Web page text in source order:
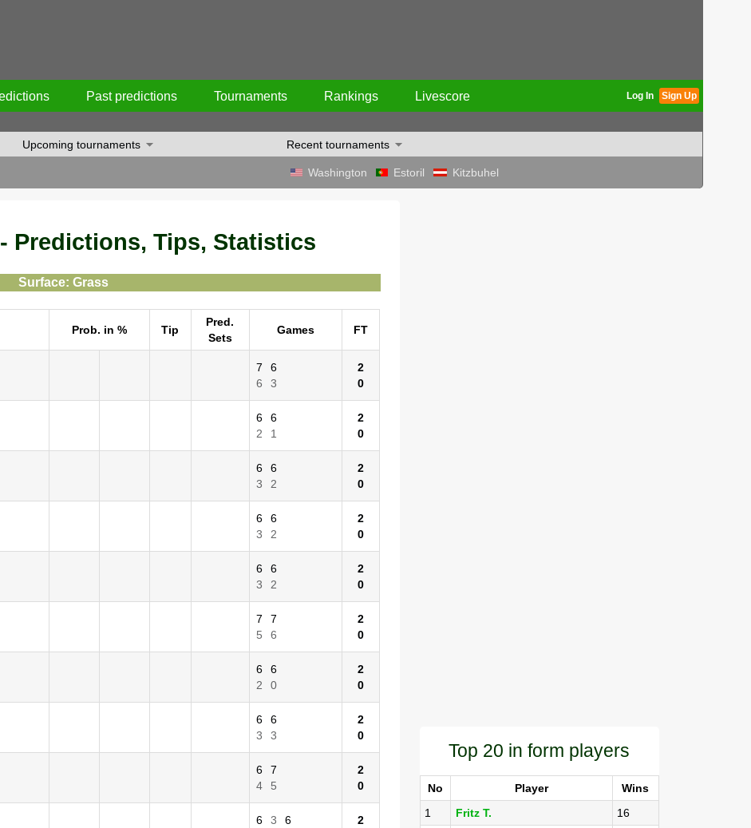
Past predictions Tournaments Rankings Livescore Log In Sign Up
Upcoming tournaments Recent tournaments
Washington Estoril Kitzbuhel
Predictions, Tips, Statistics
Surface: Grass
Prob. in % Tip
Pred.
Sets
Games FT
7
6
6
3
2
0
6
6
2
1
2
0
6
6
3
2
2
0
6
6
3
2
2
0
6
6
3
2
2
0
7
7
5
6
2
0
6
6
2
0
2
0
6
6
3
3
2
0
6
7
4
5
2
0
6 3
6
2
Top 20 in form players
No Player
Wins
1
Fritz T.
16